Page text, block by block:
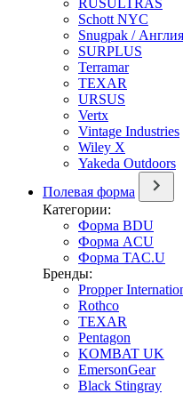
RUSULTRAS
Schott NYC
Snugpak / Англия
SURPLUS
Terramar
TEXAR
URSUS
Vertx
Vintage Industries
Wiley X
Yakeda Outdoors
Полевая форма
Категории:
Форма BDU
Форма ACU
Форма TAC.U
Бренды:
Propper
Rothco
TEXAR
Pentagon
KOMBAT UK
EmersonGear
Black Stingray